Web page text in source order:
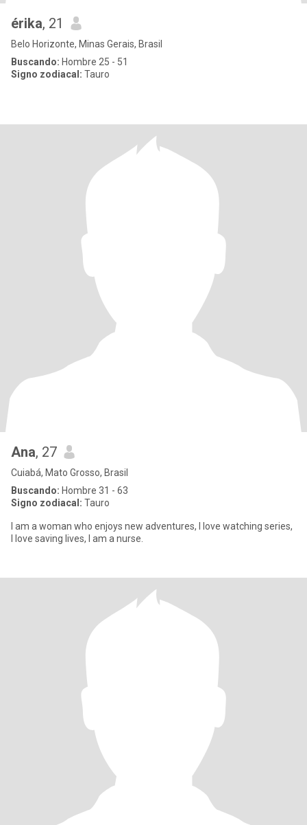
érika, 21
Belo Horizonte, Minas Gerais, Brasil
Buscando: Hombre 25 - 51
Signo zodiacal: Tauro
Ana, 27
Cuiabá, Mato Grosso, Brasil
Buscando: Hombre 31 - 63
Signo zodiacal: Tauro
I am a woman who enjoys new adventures, I love watching series,
I love saving lives, I am a nurse.